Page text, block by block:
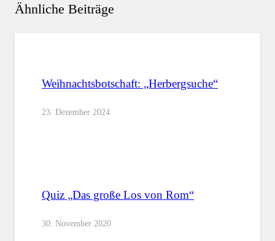
Ähnliche Beiträge
Weihnachtsbotschaft: „Herbergsuche“
23. Dezember 2024
Quiz „Das große Los von Rom“
30. November 2020